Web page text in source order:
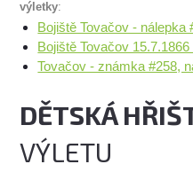
výletky:
Bojiště Tovačov - nálepka
Bojiště Tovačov
Tovačov - známka #258,
DĚTSKÁ
VÝLETU